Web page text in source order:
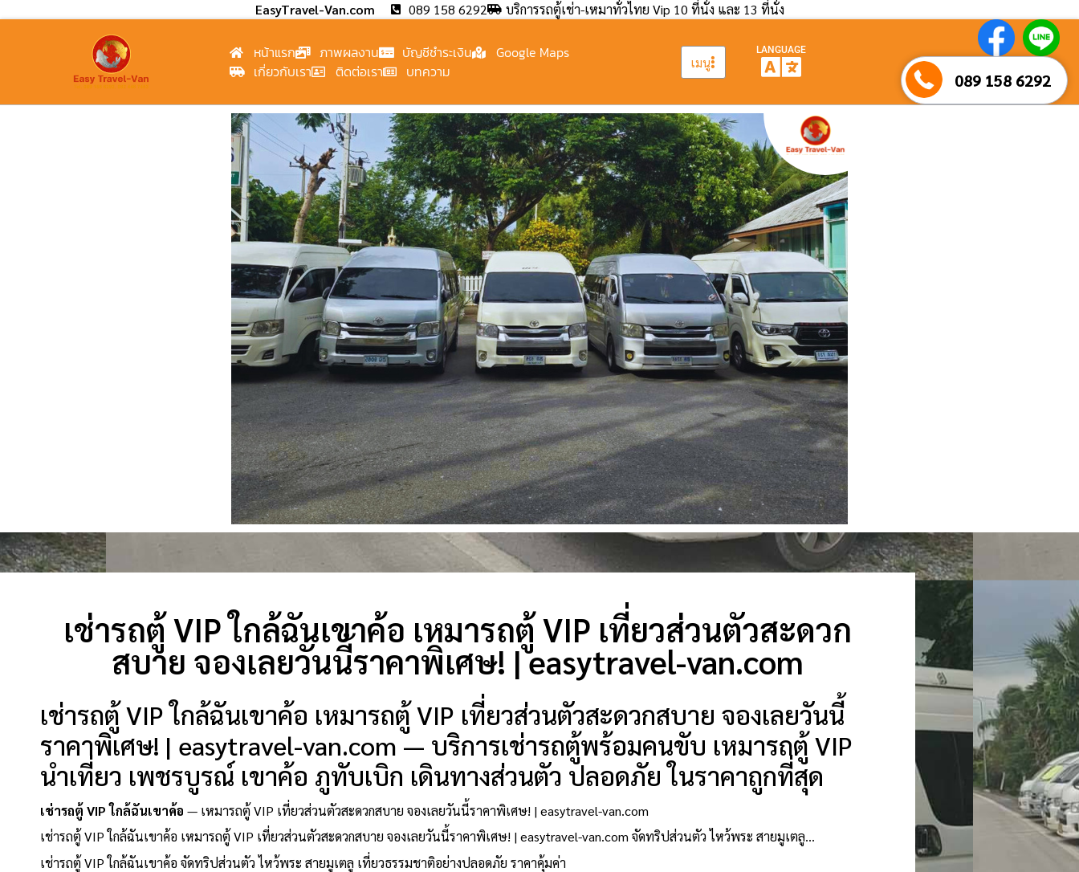
EasyTravel-Van.com 089 158 6292 บริการรถตู้เช่า-เหมาทั่วไทย Vip 10 ที่นั่ง และ 13 ที่นั่ง
หน้าแรก ภาพผลงาน บัญชีชำระเงิน
Google Maps
เกี่ยวกับเรา
ติดต่อเรา บทความ เมนู
LANGUAGE
089 158 6292
เช่ารถตู้ VIP ใกล้ฉันเขาค้อ เหมารถตู้ VIP เที่ยวส่วนตัวสะดวก
สบาย จองเลยวันนี้ราคาพิเศษ! | easytravel-van.com
เช่ารถตู้ VIP ใกล้ฉันเขาค้อ เหมารถตู้ VIP เที่ยวส่วนตัวสะดวกสบาย จองเลยวันนี้
ราคาพิเศษ! | easytravel-van.com — บริการเช่ารถตู้พร้อมคนขับ เหมารถตู้ VIP
นำเที่ยว เพชรบูรณ์ เขาค้อ ภูทับเบิก เดินทางส่วนตัว ปลอดภัย ในราคาถูกที่สุด
เช่ารถตู้ VIP ใกล้ฉันเขาค้อ — เหมารถตู้ VIP เที่ยวส่วนตัวสะดวกสบาย จองเลยวันนี้ราคาพิเศษ! | easytravel-van.com
เช่ารถตู้ VIP ใกล้ฉันเขาค้อ เหมารถตู้ VIP เที่ยวส่วนตัวสะดวกสบาย จองเลยวันนี้ราคาพิเศษ! | easytravel-van.com จัดทริปส่วนตัว ไหว้พระ สายมูเตลู…
เช่ารถตู้ VIP ใกล้ฉันเขาค้อ จัดทริปส่วนตัว ไหว้พระ สายมูเตลู เที่ยวธรรมชาติอย่างปลอดภัย ราคาคุ้มค่า